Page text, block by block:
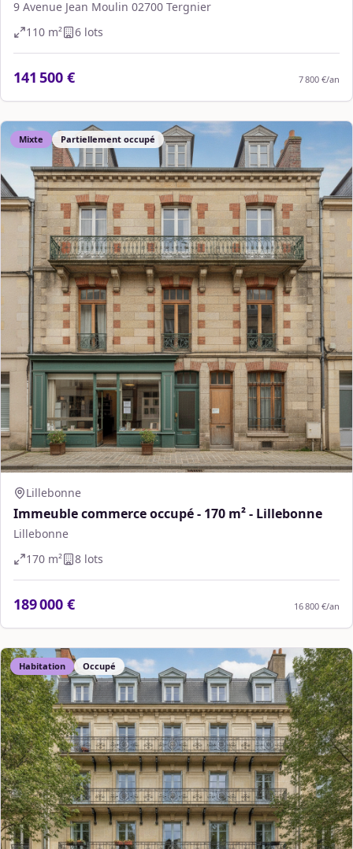
9 Avenue Jean Moulin 02700 Tergnier
110 m² 6 lots
141 500 € 7 800 €/an
Mixte Partiellement occupé
Lillebonne
Immeuble commerce occupé - 170 m² - Lillebonne
Lillebonne
170 m² 8 lots
189 000 € 16 800 €/an
Habitation Occupé